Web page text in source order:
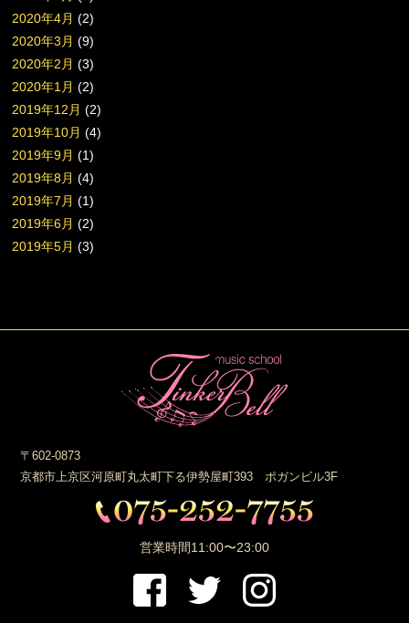
2020年4月 (2)
2020年3月 (9)
2020年2月 (3)
2020年1月 (2)
2019年12月 (2)
2019年10月 (4)
2019年9月 (1)
2019年8月 (4)
2019年7月 (1)
2019年6月 (2)
2019年5月 (3)
〒602-0873
京都市上京区河原町丸太町下る伊勢屋町393 ポガンビル3F
営業時間11:00〜23:00